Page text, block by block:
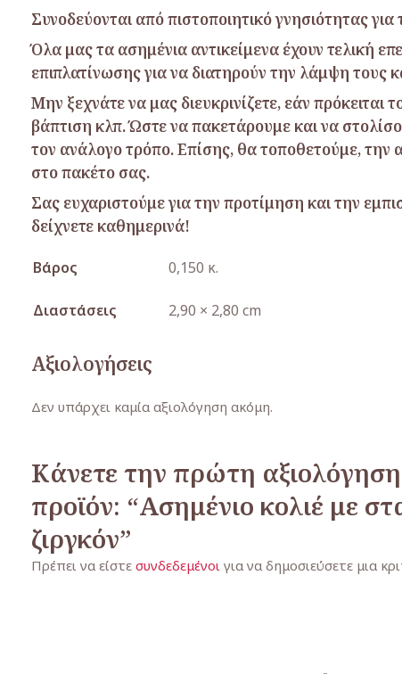
Συνοδεύονται από πιστοποιητικό γνησιότητας για
Όλα μας τα ασημένια αντικείμενα έχουν τελική
επιπλατίνωσης για να διατηρούν την λάμψη τους
Μην ξεχνάτε να μας διευκρινίζετε, εάν πρόκειται
βάπτιση κλπ. Ώστε να πακετάρουμε και να
τον ανάλογο τρόπο. Επίσης, θα τοποθετούμε, την
στο πακέτο σας.
Σας ευχαριστούμε για την προτίμηση και την
δείχνετε καθημερινά!
Βάρος 0,150 κ.
Διαστάσεις 2,90 × 2,80 cm
Αξιολογήσεις
Δεν υπάρχει καμία αξιολόγηση ακόμη.
Κάνετε την πρώτη αξιολόγηση
προϊόν: “Ασημένιο κολιέ με
ζιργκόν”
Πρέπει να είστε συνδεδεμένοι για να δημοσιεύσετε μια